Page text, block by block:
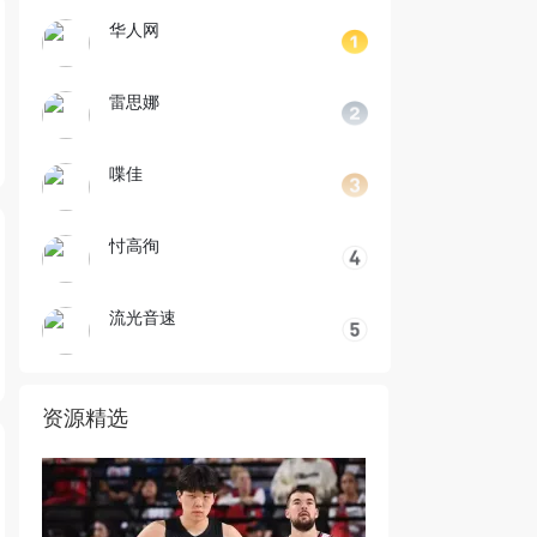
华人网
雷思娜
喋佳
忖高徇
流光音速
资源精选